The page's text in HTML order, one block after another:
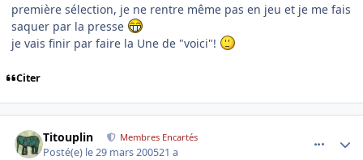
première sélection, je ne rentre même pas en jeu et je me fais
saquer par la presse
je vais finir par faire la Une de "voici"!
Citer
Titouplin Membres Encartés
Posté(e) le 29 mars 200521 a